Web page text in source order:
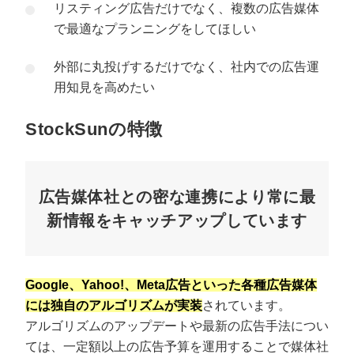
リスティング広告だけでなく、複数の広告媒体
で最適なプランニングをしてほしい
外部に丸投げするだけでなく、社内での広告運
用知見を高めたい
StockSunの特徴
広告媒体社との密な連携により常に最
新情報をキャッチアップしています
Google、Yahoo!、Meta広告といった各種広告媒体
には独自のアルゴリズムが実装されています。
アルゴリズムのアップデートや最新の広告手法につい
ては、一定額以上の広告予算を運用することで媒体社